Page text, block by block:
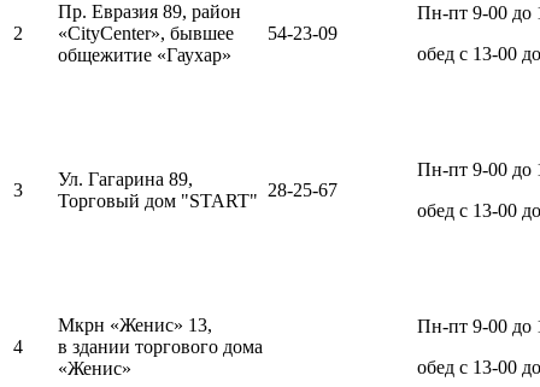
2
Пр. Евразия 89, район
«CityCenter», бывшее
общежитие «Гаухар»
54-23-09
Пн-пт 9-00 до
обед с 13-00
3
Ул. Гагарина 89,
Торговый дом "START"
28-25-67
Пн-пт 9-00 до
обед с 13-00
4
Мкрн «Женис» 13,
в здании торгового дома
«Женис»
Пн-пт 9-00 до
обед с 13-00